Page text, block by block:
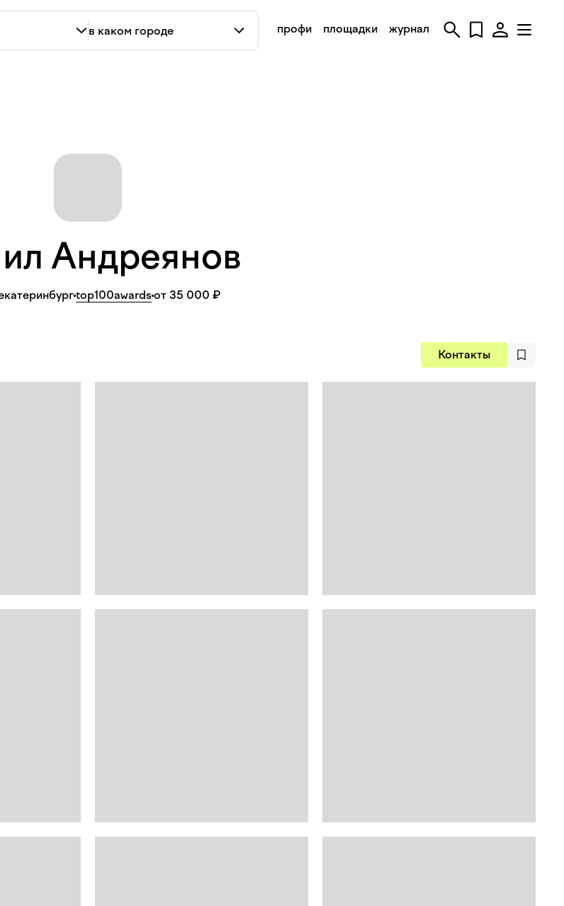
профи площадки журнал
Андреянов
top100awardsот 35 000 ₽
Контакты